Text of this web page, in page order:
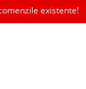
existente!